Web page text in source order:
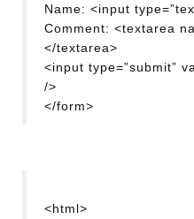
Name: <input
Comment: <textarea
</textarea>
<input type=”submit”
/>
</form>
<html>